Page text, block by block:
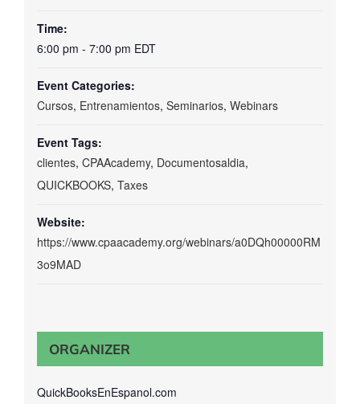
Time:
6:00 pm - 7:00 pm EDT
Event Categories:
Cursos, Entrenamientos, Seminarios, Webinars
Event Tags:
clientes, CPAAcademy, Documentosaldia,
QUICKBOOKS, Taxes
Website:
https://www.cpaacademy.org/webinars/a0DQh00000RM
3o9MAD
ORGANIZER
QuickBooksEnEspanol.com